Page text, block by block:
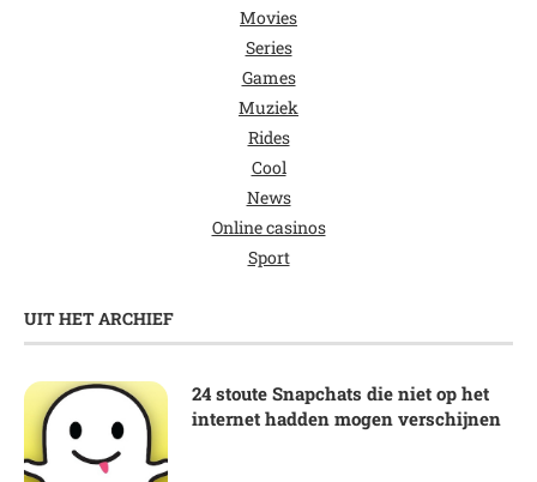
Movies
Series
Games
Muziek
Rides
Cool
News
Online casinos
Sport
UIT HET ARCHIEF
24 stoute Snapchats die niet op het
internet hadden mogen verschijnen